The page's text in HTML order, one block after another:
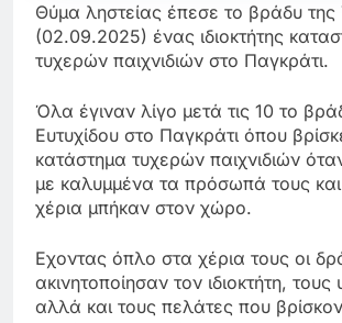
Θύμα ληστείας έπεσε το βράδυ της
(02.09.2025) ένας ιδιοκτήτης
τυχερών παιχνιδιών στο Παγκράτι.
Όλα έγιναν λίγο μετά τις 10 το
Ευτυχίδου στο Παγκράτι όπου
κατάστημα τυχερών παιχνιδιών
με καλυμμένα τα πρόσωπά τους
χέρια μπήκαν στον χώρο.
Εχοντας όπλο στα χέρια τους οι
ακινητοποίησαν τον ιδιοκτήτη,
αλλά και τους πελάτες που